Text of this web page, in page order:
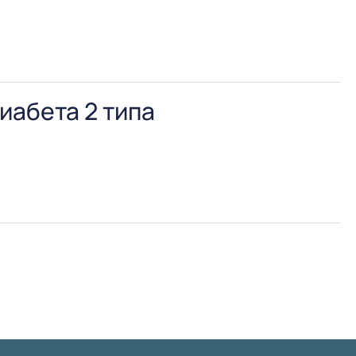
рассчитывается сила удержания коронок,
2 типа
веществ, развитием сначала относительной,